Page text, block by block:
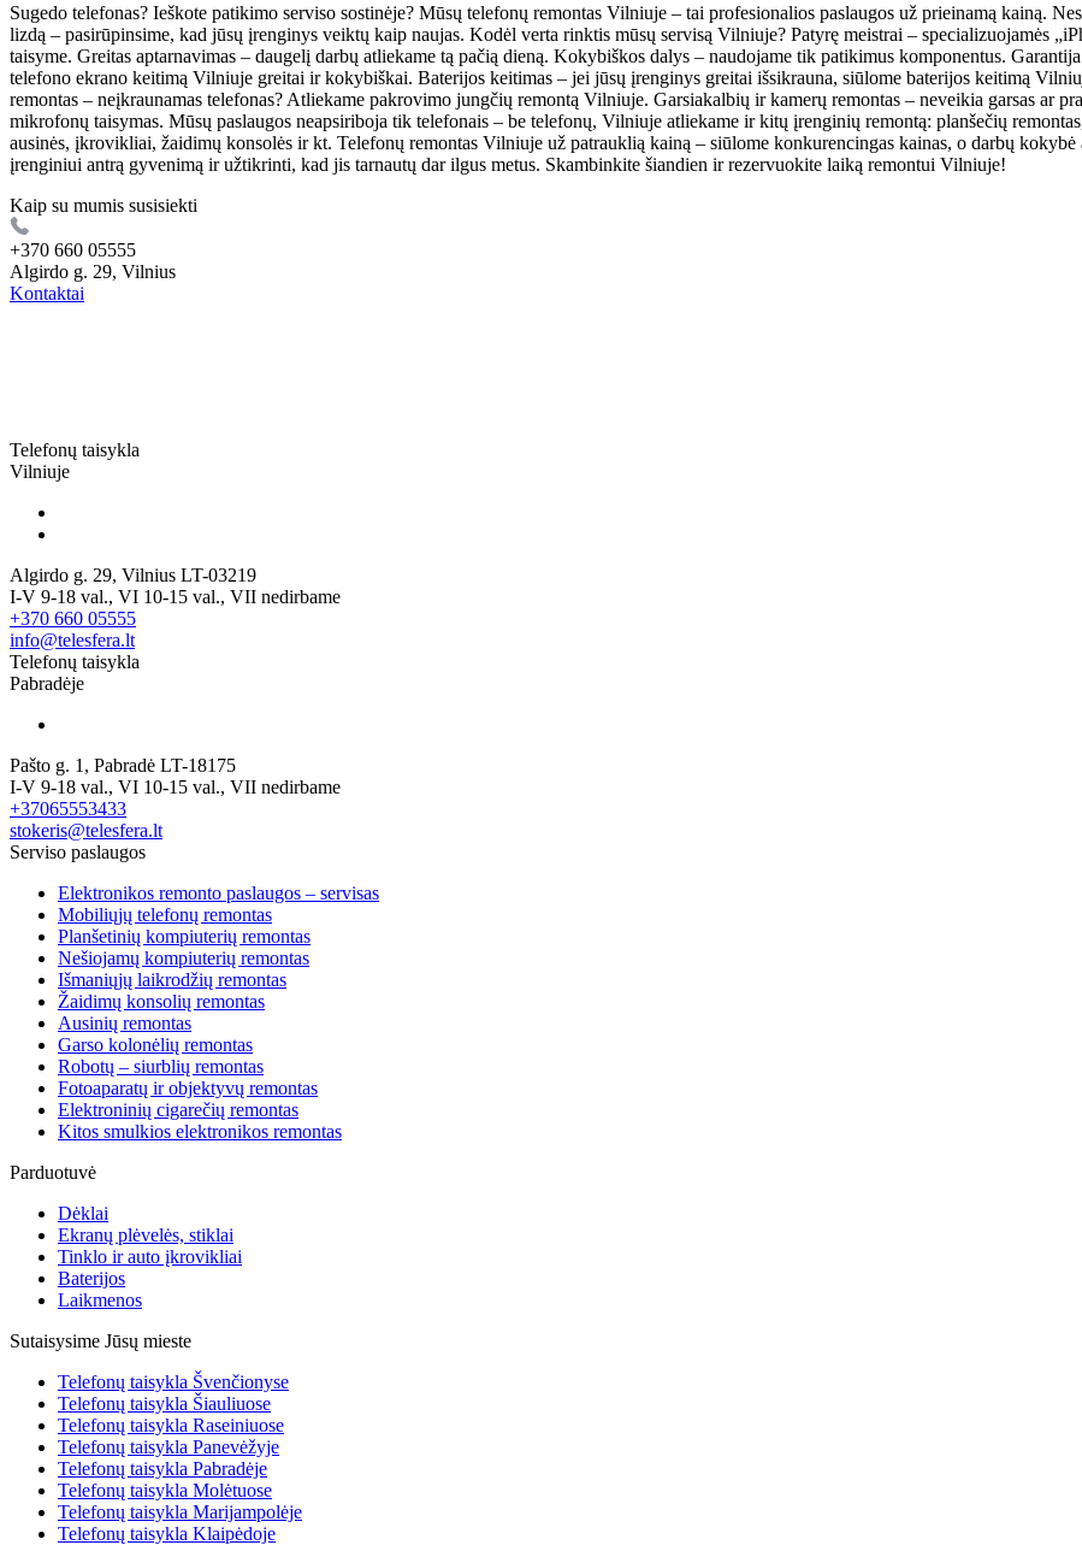
Sugedo telefonas? Ieškote patikimo serviso sostinėje? Mūsų telefonų remontas Vilniuje – tai profesionalios paslaugos už prieinamą kainą.
lizdą – pasirūpinsime, kad jūsų įrenginys veiktų kaip naujas. Kodėl verta rinktis mūsų servisą Vilniuje? Patyrę meistrai – specializuojamės
taisyme. Greitas aptarnavimas – daugelį darbų atliekame tą pačią dieną. Kokybiškos dalys – naudojame tik patikimus komponentus.
telefono ekrano keitimą Vilniuje greitai ir kokybiškai. Baterijos keitimas – jei jūsų įrenginys greitai išsikrauna, siūlome baterijos keitimą
remontas – neįkraunamas telefonas? Atliekame pakrovimo jungčių remontą Vilniuje. Garsiakalbių ir kamerų remontas – neveikia garsas ar
mikrofonų taisymas. Mūsų paslaugos neapsiriboja tik telefonais – be telefonų, Vilniuje atliekame ir kitų įrenginių remontą: planšečių
ausinės, įkrovikliai, žaidimų konsolės ir kt. Telefonų remontas Vilniuje už patrauklią kainą – siūlome konkurencingas kainas, o darbų
įrenginiui antrą gyvenimą ir užtikrinti, kad jis tarnautų dar ilgus metus. Skambinkite šiandien ir rezervuokite laiką remontui Vilniuje!
Kaip su mumis susisiekti
+370 660 05555
Algirdo g. 29, Vilnius
Kontaktai
Telefonų taisykla
Vilniuje
Algirdo g. 29, Vilnius LT-03219
I-V 9-18 val., VI 10-15 val., VII nedirbame
+370 660 05555
info@telesfera.lt
Telefonų taisykla
Pabradėje
Pašto g. 1, Pabradė LT-18175
I-V 9-18 val., VI 10-15 val., VII nedirbame
+37065553433
stokeris@telesfera.lt
Serviso paslaugos
Elektronikos remonto paslaugos – servisas
Mobiliųjų telefonų remontas
Planšetinių kompiuterių remontas
Nešiojamų kompiuterių remontas
Išmaniųjų laikrodžių remontas
Žaidimų konsolių remontas
Ausinių remontas
Garso kolonėlių remontas
Robotų – siurblių remontas
Fotoaparatų ir objektyvų remontas
Elektroninių cigarečių remontas
Kitos smulkios elektronikos remontas
Parduotuvė
Dėklai
Ekranų plėvelės, stiklai
Tinklo ir auto įkrovikliai
Baterijos
Laikmenos
Sutaisysime Jūsų mieste
Telefonų taisykla Švenčionyse
Telefonų taisykla Šiauliuose
Telefonų taisykla Raseiniuose
Telefonų taisykla Panevėžyje
Telefonų taisykla Pabradėje
Telefonų taisykla Molėtuose
Telefonų taisykla Marijampolėje
Telefonų taisykla Klaipėdoje